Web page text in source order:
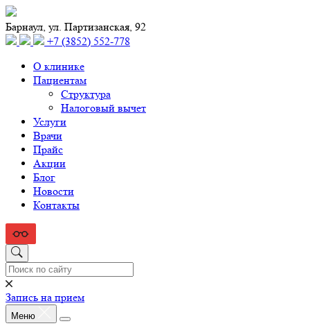
Барнаул, ул. Партизанская, 92
+7 (3852) 552‑778
О клинике
Пациентам
Структура
Налоговый вычет
Услуги
Врачи
Прайс
Акции
Блог
Новости
Контакты
Запись на прием
Меню